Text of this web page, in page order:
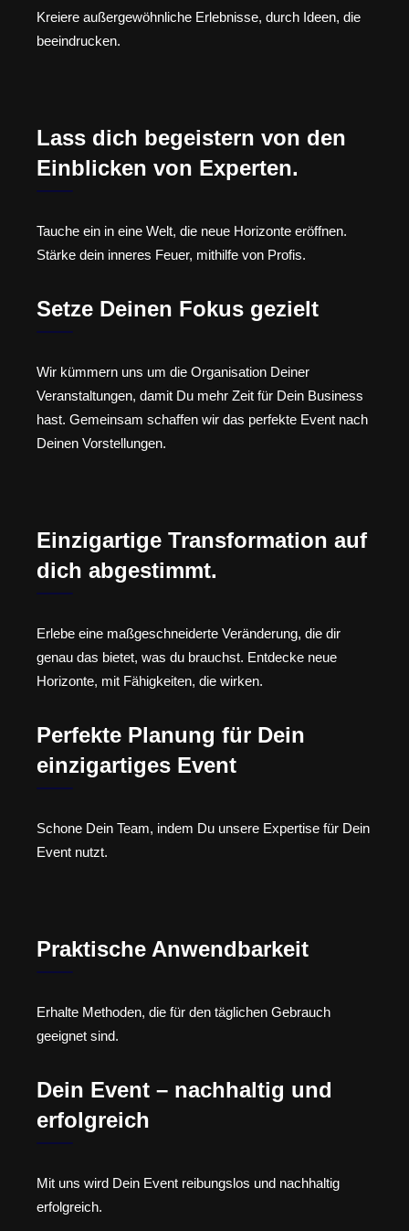
Kreiere außergewöhnliche Erlebnisse, durch Ideen, die
beeindrucken.
Lass dich begeistern von den
Einblicken von Experten.
Tauche ein in eine Welt, die neue Horizonte eröffnen.
Stärke dein inneres Feuer, mithilfe von Profis.
Setze Deinen Fokus gezielt
Wir kümmern uns um die Organisation Deiner
Veranstaltungen, damit Du mehr Zeit für Dein Business
hast. Gemeinsam schaffen wir das perfekte Event nach
Deinen Vorstellungen.
Einzigartige Transformation auf
dich abgestimmt.
Erlebe eine maßgeschneiderte Veränderung, die dir
genau das bietet, was du brauchst. Entdecke neue
Horizonte, mit Fähigkeiten, die wirken.
Perfekte Planung für Dein
einzigartiges Event
Schone Dein Team, indem Du unsere Expertise für Dein
Event nutzt.
Praktische Anwendbarkeit
Erhalte Methoden, die für den täglichen Gebrauch
geeignet sind.
Dein Event – nachhaltig und
erfolgreich
Mit uns wird Dein Event reibungslos und nachhaltig
erfolgreich.